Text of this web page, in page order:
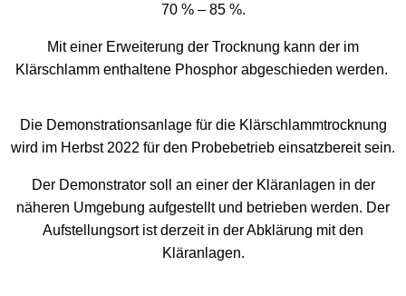
70 % – 85 %.
Mit einer Erweiterung der Trocknung kann der im
Klärschlamm enthaltene Phosphor abgeschieden werden.
Die Demonstrationsanlage für die Klärschlammtrocknung
wird im Herbst 2022 für den Probebetrieb einsatzbereit sein.
Der Demonstrator soll an einer der Kläranlagen in der
näheren Umgebung aufgestellt und betrieben werden. Der
Aufstellungsort ist derzeit in der Abklärung mit den
Kläranlagen.